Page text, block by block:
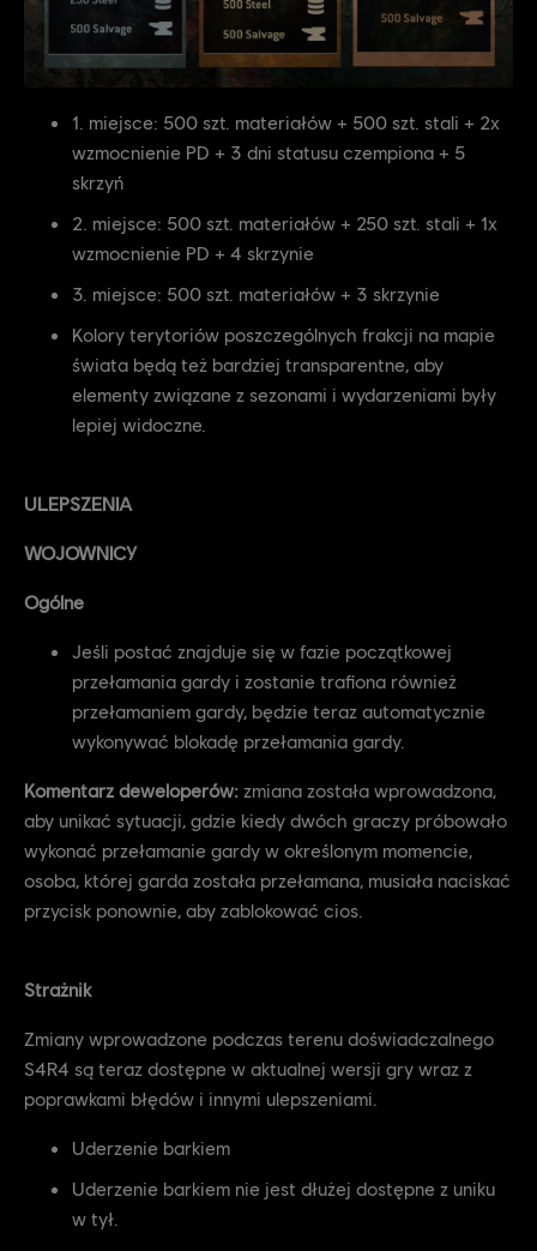
1. miejsce: 500 szt. materiałów + 500 szt. stali + 2x
wzmocnienie PD + 3 dni statusu czempiona + 5
skrzyń
2. miejsce: 500 szt. materiałów + 250 szt. stali + 1x
wzmocnienie PD + 4 skrzynie
3. miejsce: 500 szt. materiałów + 3 skrzynie
Kolory terytoriów poszczególnych frakcji na mapie
świata będą też bardziej transparentne, aby
elementy związane z sezonami i wydarzeniami były
lepiej widoczne.
ULEPSZENIA
WOJOWNICY
Ogólne
Jeśli postać znajduje się w fazie początkowej
przełamania gardy i zostanie trafiona również
przełamaniem gardy, będzie teraz automatycznie
wykonywać blokadę przełamania gardy.
Komentarz deweloperów: zmiana została wprowadzona,
aby unikać sytuacji, gdzie kiedy dwóch graczy próbowało
wykonać przełamanie gardy w określonym momencie,
osoba, której garda została przełamana, musiała naciskać
przycisk ponownie, aby zablokować cios.
Strażnik
Zmiany wprowadzone podczas terenu doświadczalnego
S4R4 są teraz dostępne w aktualnej wersji gry wraz z
poprawkami błędów i innymi ulepszeniami.
Uderzenie barkiem
Uderzenie barkiem nie jest dłużej dostępne z uniku
w tył.